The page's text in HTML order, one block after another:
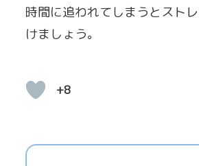
時間に追われてしまうとスト
けましょう。
+8